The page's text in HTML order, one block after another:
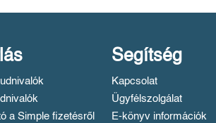
a Simple fizetésről
Segítség
Kapcsolat
Ügyfélszolgálat
E-könyv információk